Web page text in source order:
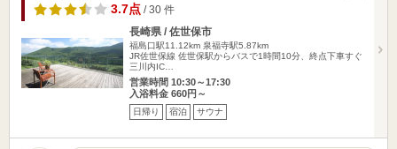
3.7点/ 30 件
長崎県 / 佐世保市
福島口駅11.12km 泉福寺駅5.87km
JR佐世保線 佐世保駅からバスで1時間10分、終点下車すぐ
三川内IC…
営業時間 10:30～17:30
入浴料金 660円～
日帰り 宿泊 サウナ